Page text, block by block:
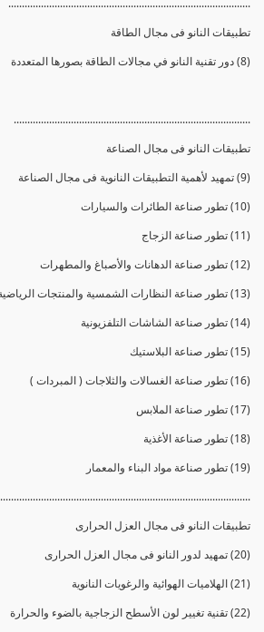
تطبيقات النانو فى مجال الطاقة
(8) دور تقنية النانو في مجالات الطاقة بصورها المتعددة
.......................................................................................
تطبيقات النانو فى مجال الصناعة
(9) تمهيد لأهمية التطبيقات النانوية فى مجال الصناعة
(10) تطور صناعة الطائرات والسيارات
(11) تطور صناعة الزجاج
(12) تطور صناعة الدهانات والأصباغ والمطهرات
(13) تطور صناعة النظارات الشمسية والمنتجات الرياضية
(14) تطور صناعة الشاشات التلفزيونية
(15) تطور صناعة البلاستيك
(16) تطور صناعة الغسالات والثلاجات ( المبردات )
(17) تطور صناعة الملابس
(18) تطور صناعة الأغذية
(19) تطور صناعة مواد البناء والمعمار
............................................................................................
تطبيقات النانو فى مجال العزل الحرارى
(20) تمهيد لدور النانو فى مجال العزل الحرارى
(21) الهلاميات الهوائية والرغويات النانوية
(22) تقنية تغيير لون الأسطح الزجاجية بالضوء والحرارة